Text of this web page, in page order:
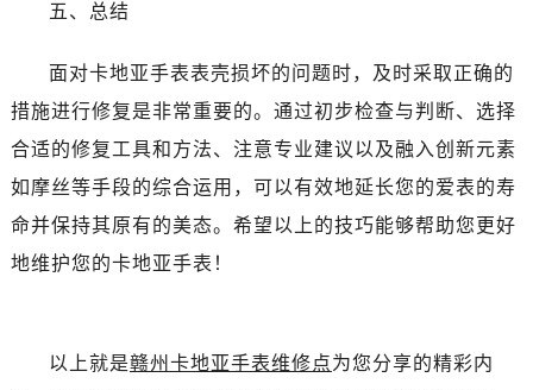
五、总结
面对卡地亚手表表壳损坏的问题时，及时采取正确的
措施进行修复是非常重要的。通过初步检查与判断、选择
合适的修复工具和方法、注意专业建议以及融入创新元素
如摩丝等手段的综合运用，可以有效地延长您的爱表的寿
命并保持其原有的美态。希望以上的技巧能够帮助您更好
地维护您的卡地亚手表！
以上就是赣州卡地亚手表维修点为您分享的精彩内